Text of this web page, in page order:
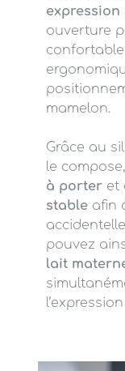
expression
ouverture
mamelon.
Grâce au
le
à porteret
stableafin
pouvez
lait